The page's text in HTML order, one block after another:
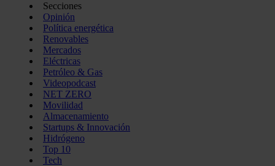
Secciones
Opinión
Política energética
Renovables
Mercados
Eléctricas
Petróleo & Gas
Videopodcast
NET ZERO
Movilidad
Almacenamiento
Startups & Innovación
Hidrógeno
Top 10
Tech